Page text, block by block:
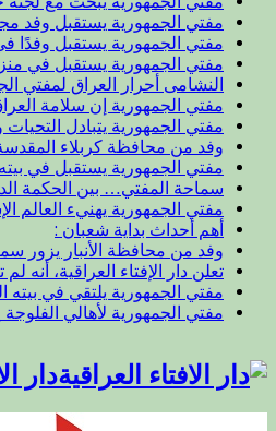
مفتي الجمهورية يستقبل وفد
مفتي الجمهورية يستقبل وفدًا
مفتي الجمهورية يستقبل في
النشامى أحرار العراق لمفتي
مفتي الجمهورية إن سلامة
مفتي الجمهورية يتبادل
وفد من محافظة كربلاء
مفتي الجمهورية يستقبل في
سماحة المفتي… بين الحكمة
مفتي الجمهورية يهنيء العالم
أهم أحداث بداية شعبان :
وفد من محافظة الأنبار يزور
تعلن دار الإفتاء العراقية، أنه
مفتي الجمهورية يلتقي في
مفتي الجمهورية لأهالي
دار